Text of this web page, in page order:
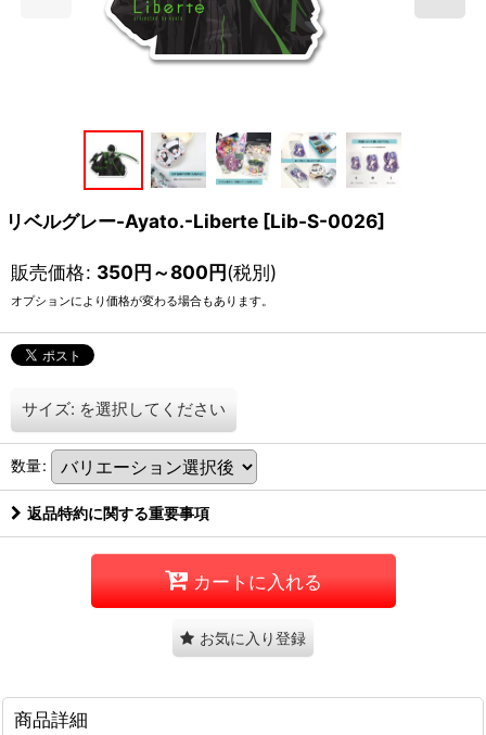
リベルグレー-Ayato.-Liberte [Lib-S-0026]
販売価格: 350円～800円(税別)
オプションにより価格が変わる場合もあります。
サイズ: を選択してください
数量:
返品特約に関する重要事項
カートに入れる
お気に入り登録
商品詳細